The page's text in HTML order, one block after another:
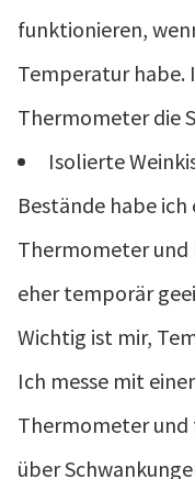
funktionieren,
Temperatur
Thermometer die
Isolierte
Bestände habe
Thermometer und
eher temporär
Wichtig ist mir,
Ich messe mit
Thermometer
über